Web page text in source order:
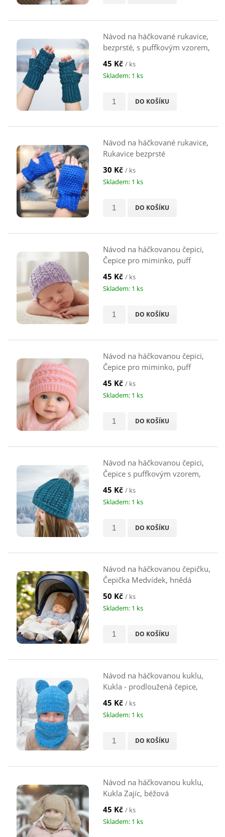
Návod na háčkované rukavice,
bezprsté, s puffkovým vzorem,
45 Kč / ks
Skladem: 1 ks
DO KOŠÍKU
Návod na háčkované rukavice,
Rukavice bezprsté
30 Kč / ks
Skladem: 1 ks
DO KOŠÍKU
Návod na háčkovanou čepici,
Čepice pro miminko, puff
svisle, fialová
45 Kč / ks
Skladem: 1 ks
DO KOŠÍKU
Návod na háčkovanou čepici,
Čepice pro miminko, puff
45 Kč / ks
Skladem: 1 ks
DO KOŠÍKU
Návod na háčkovanou čepici,
Čepice s puffkovým vzorem,
45 Kč / ks
Skladem: 1 ks
DO KOŠÍKU
Návod na háčkovanou čepičku,
Čepička Medvídek, hnědá
50 Kč / ks
Skladem: 1 ks
DO KOŠÍKU
Návod na háčkovanou kuklu,
Kukla - prodloužená čepice,
45 Kč / ks
Skladem: 1 ks
DO KOŠÍKU
Návod na háčkovanou kuklu,
Kukla Zajíc, béžová
45 Kč / ks
Skladem: 1 ks